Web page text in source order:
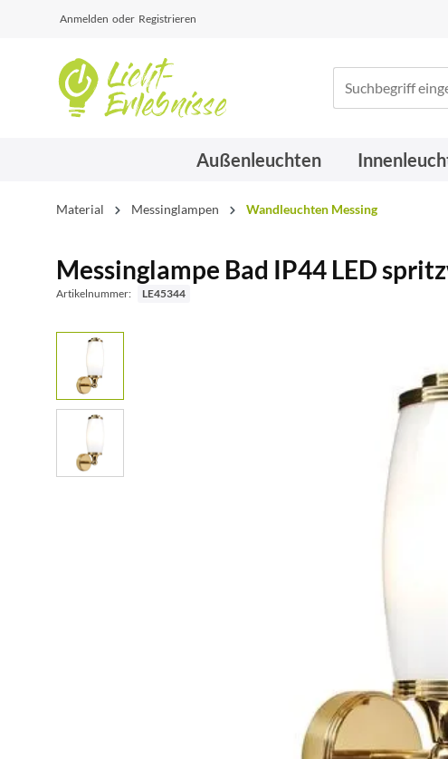
Anmelden oder Registrieren
Außenleuchten
Material Messinglampen Wandleuchten Messing
Messinglampe Bad IP44 LED
Artikelnummer: LE45344